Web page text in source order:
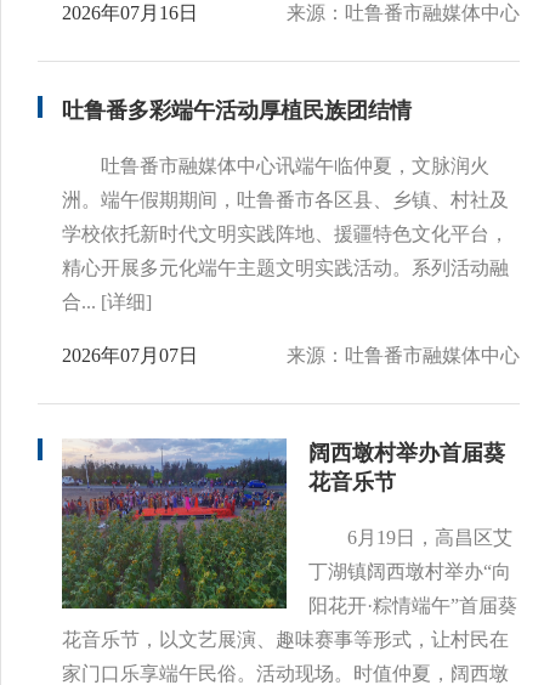
2026年07月16日 来源：吐鲁番市融媒体中心
吐鲁番多彩端午活动厚植民族团结情
吐鲁番市融媒体中心讯端午临仲夏，文脉润火
洲。端午假期期间，吐鲁番市各区县、乡镇、村社及
学校依托新时代文明实践阵地、援疆特色文化平台，
精心开展多元化端午主题文明实践活动。系列活动融
合... [详细]
2026年07月07日 来源：吐鲁番市融媒体中心
阔西墩村举办首届葵
花音乐节
6月19日，高昌区艾
丁湖镇阔西墩村举办“向
阳花开·粽情端午”首届葵
花音乐节，以文艺展演、趣味赛事等形式，让村民在
家门口乐享端午民俗。活动现场。时值仲夏，阔西墩